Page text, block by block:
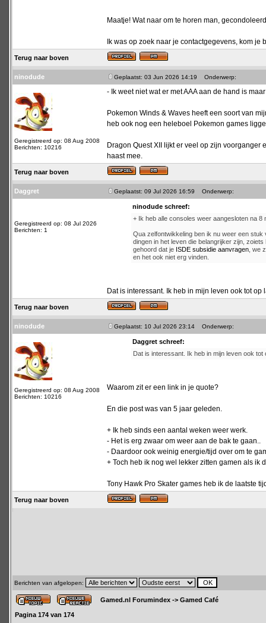
Maatje! Wat naar om te horen man,
Ik was op zoek naar je contactgegevens, kom
Terug naar boven
ninodude Geplaatst: 03 Jun 2026 14:19 Onderwerp:
Geregistreerd op: 08 Aug 2008
Berichten: 10216
- Ik weet niet wat er met AAA aan de hand is
Pokemon Winds & Waves heeft een soort van
heb ook nog een heleboel Pokemon games
Dragon Quest XII lijkt er veel op zijn
haast mee.
Terug naar boven
Daggret Geplaatst: 09 Jul 2026 16:59 Onderwerp:
Geregistreerd op: 08 Jul 2026
Berichten: 1
ninodude schreef:
+ Ik heb alle consoles weer aangesloten na 8
Qua zelfontwikkeling ben ik nu weer een
dingen in het leven die belangrijker zijn,
gehoord dat je ISDE subsidie aanvragen , we
en het ook niet erg vinden.
Dat is interessant. Ik heb in mijn leven ook tot
Terug naar boven
ninodude Geplaatst: 10 Jul 2026 23:14 Onderwerp:
Geregistreerd op: 08 Aug 2008
Berichten: 10216
Daggret schreef:
Dat is interessant. Ik heb in mijn leven ook
Waarom zit er een link in je quote?
En die post was van 5 jaar geleden.
+ Ik heb sinds een aantal weken weer werk.
- Het is erg zwaar om weer aan de bak te gaan..
- Daardoor ook weinig energie/tijd over om te
+ Toch heb ik nog wel lekker zitten gamen als ik
Tony Hawk Pro Skater games heb ik de laatste
Terug naar boven
Berichten van afgelopen:
Gamed.nl Forumindex -> Gamed Café
Pagina 174 van 174